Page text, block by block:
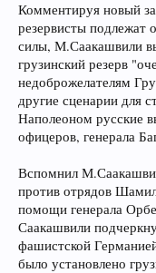
Комментируя новый
резервисты подлежат
силы, М.Саакашвили
грузинский резерв
недоброжелателям
другие сценарии для
Наполеоном русские
офицеров, генерала
Вспомнил
против отрядов
помощи генерала
Саакашвили
фашистской
было установлено